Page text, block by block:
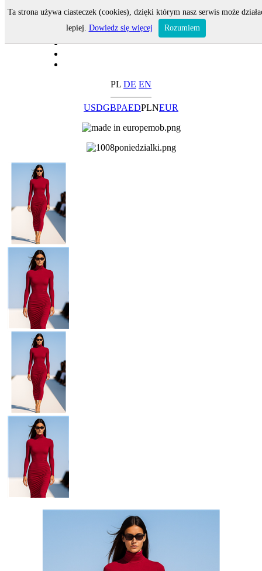
PL DE EN
USDGBPAEDPLNEUR
Ta strona używa ciasteczek (cookies), dzięki którym nasz serwis może
lepiej. Dowiedz się więcej Rozumiem